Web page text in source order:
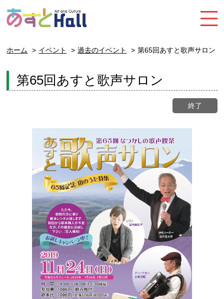
ホーム イベント 過去のイベント 第65回あすと歌声サロン
第65回あすと歌声サロン
終了